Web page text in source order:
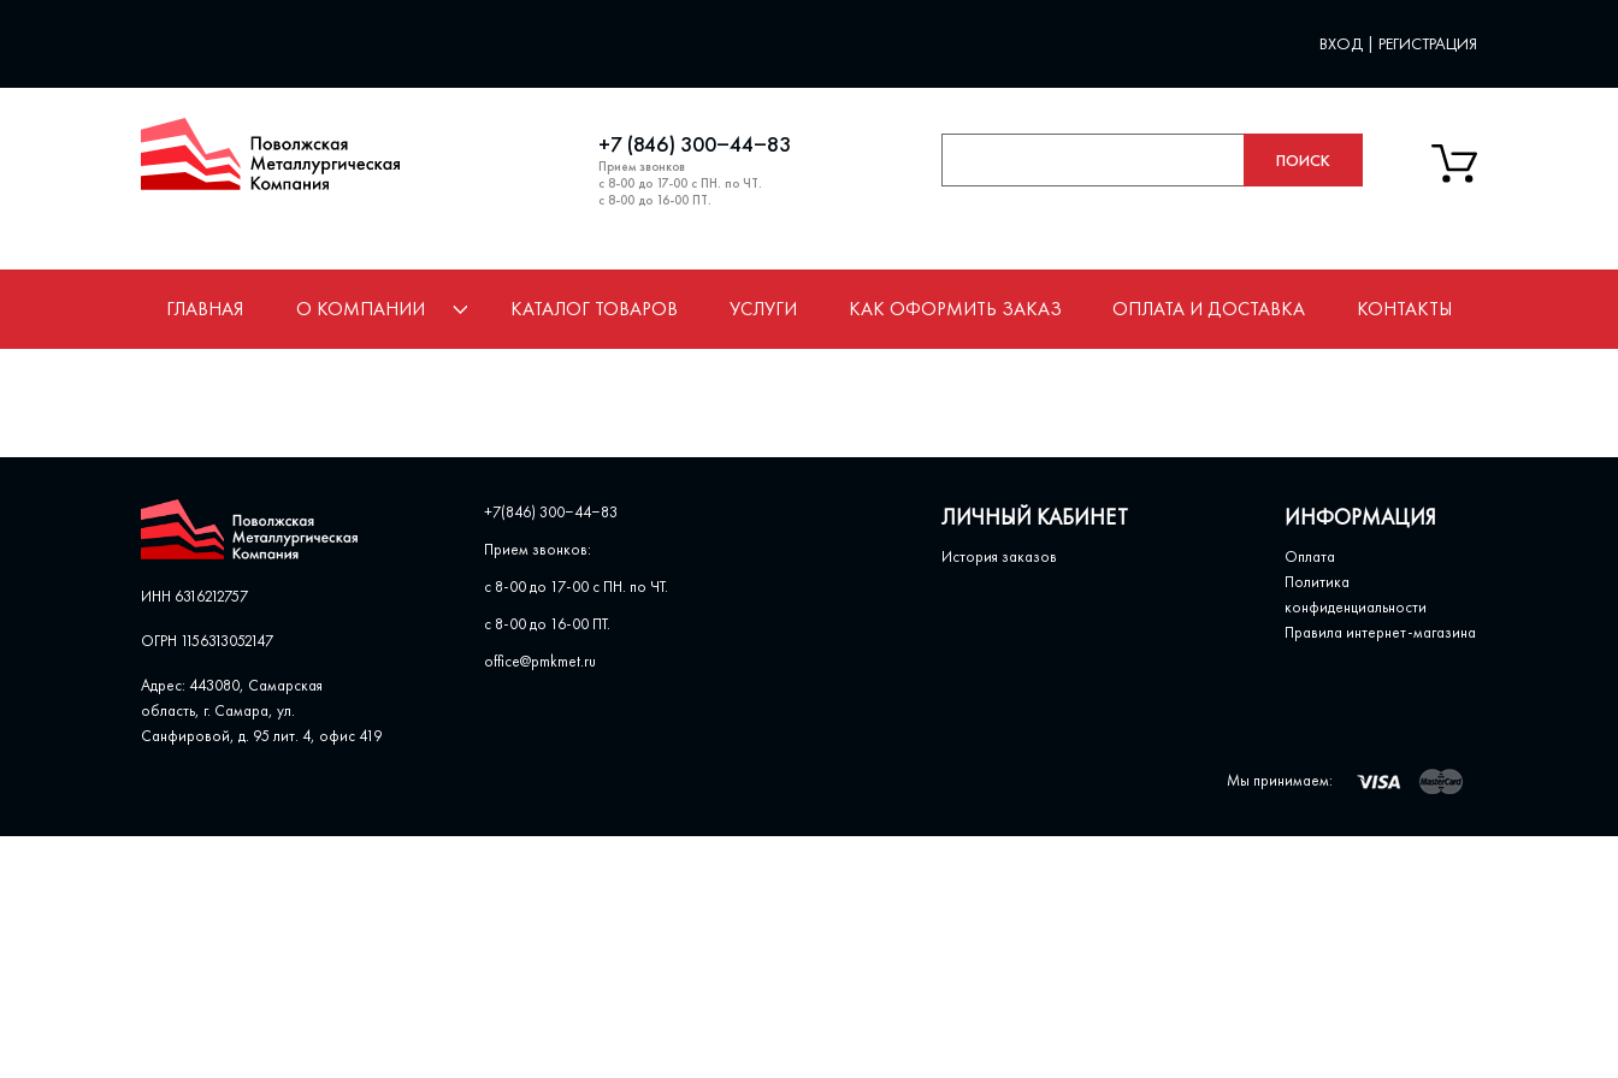
ВХОД | РЕГИСТРАЦИЯ
+7 (846) 300‒44‒83
Прием звонков
с 8-00 до 17-00 с ПН. по ЧТ.
с 8-00 до 16-00 ПТ.
ГЛАВНАЯ О КОМПАНИИ КАТАЛОГ ТОВАРОВ УСЛУГИ КАК ОФОРМИТЬ ЗАКАЗ ОПЛАТА И ДОСТАВКА КОНТАКТЫ
ИНН 6316212757
ОГРН 1156313052147
Адрес: 443080, Самарская
область, г. Самара, ул. ​
Санфировой, д. 95 лит. 4, офис ​419
+7(846) 300‒44‒83
Прием звонков:
с 8-00 до 17-00 с ПН. по ЧТ.
с 8-00 до 16-00 ПТ.
office@pmkmet.ru
ЛИЧНЫЙ КАБИНЕТ
История заказов
ИНФОРМАЦИЯ
Оплата
Политика
конфиденциальности
Правила интернет-магазина
Мы принимаем: